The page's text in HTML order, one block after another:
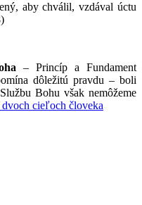
aby chválil, vzdával úctu
– Princíp a Fundament
dôležitú pravdu – boli
Bohu však nemôžeme
cieľoch človeka